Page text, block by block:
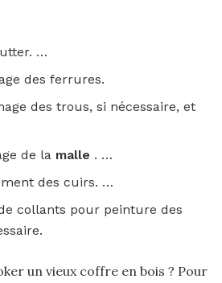
…
des ferrures.
des trous, si nécessaire, et
de la malle . …
des cuirs. …
de collants pour peinture des
un vieux coffre en bois ? Pour